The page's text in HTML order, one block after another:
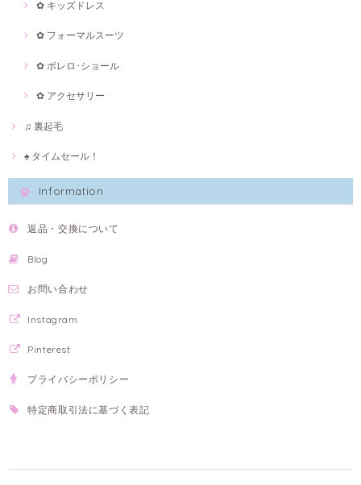
✿ キッズドレス
✿ フォーマルスーツ
✿ ボレロ･ショール
✿ アクセサリー
♫ 裏起毛
♠ タイムセール！
Information
返品・交換について
Blog
お問い合わせ
Instagram
Pinterest
プライバシーポリシー
特定商取引法に基づく表記